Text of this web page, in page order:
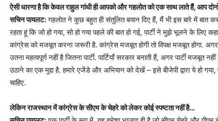
ऐसी धारणा है कि केवल राहुल गांधी ही आपको और गहलोत को एक साथ लाते हैं, आप
सचिन पायलट:गहलोत ने कुछ बहुत ही संतुलित बयान दिए हैं, मैं भी इस बारे में बात
रहता हूं कि जो हो गया, सो हो गया पहले की बात हो गई, पार्टी ने मुझे भूलने के
कांग्रेस को मजबूत करना जरूरी है. कांग्रेस मजबूत होगी तो विपक्ष मजबूत होगा. अगर
उतना महत्वपूर्ण नहीं है जितना पार्टी. पार्टियाँ सरकार बनाती हैं, अगर पार्टी
उठाने का एक मुद्दा है. हमारे एजेंडे और अभियान को देखें – इसे बीजेपी द्वारा ये हो
चाहिए.
लेकिन राजस्थान में कांग्रेस के सीएम के चेहरे को लेकर कोई स्पष्टता नहीं है…